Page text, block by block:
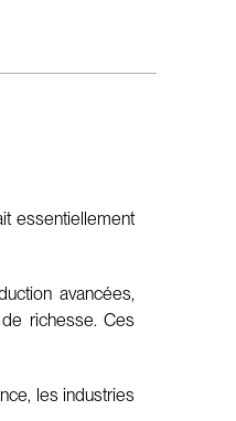
essentiellement
avancées,
richesse. Ces
les industries